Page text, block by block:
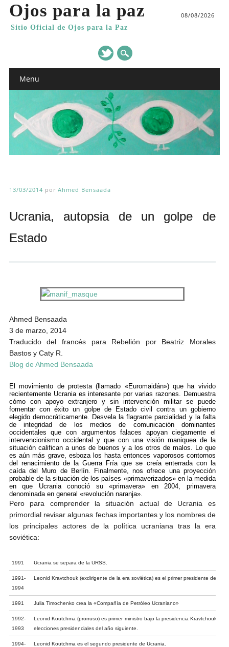
Ojos para la paz
Sitio Oficial de Ojos para la Paz
08/08/2026
Main menu
Menu
13/03/2014 por Ahmed Bensaada
Ucrania, autopsia de un golpe de
Estado
Ahmed Bensaada
3 de marzo, 2014
Traducido del francés para Rebelión por Beatriz Morales
Bastos y Caty R.
Blog de Ahmed Bensaada
El movimiento de protesta (llamado «Euromaidán») que ha vivido
recientemente Ucrania es interesante por varias razones. Demuestra
cómo con apoyo extranjero y sin intervención militar se puede
fomentar con éxito un golpe de Estado civil contra un gobierno
elegido democráticamente. Desvela la flagrante parcialidad y la falta
de integridad de los medios de comunicación dominantes
occidentales que con argumentos falaces apoyan ciegamente el
intervencionismo occidental y que con una visión maniquea de la
situación califican a unos de buenos y a los otros de malos. Lo que
es aún más grave, esboza los hasta entonces vaporosos contornos
del renacimiento de la Guerra Fría que se creía enterrada con la
caída del Muro de Berlín. Finalmente, nos ofrece una proyección
probable de la situación de los países «primaverizados» en la medida
en que Ucrania conoció su «primavera» en 2004, primavera
denominada en general «revolución naranja».
Pero para comprender la situación actual de Ucrania es
primordial revisar algunas fechas importantes y los nombres de
los principales actores de la política ucraniana tras la era
soviética:
1991 Ucrania se separa de la URSS.
1991-
1994
Leonid Kravtchouk (exdirigente de la era soviética) es el primer presidente de
1991 Julia Timochenko crea la «Compañía de Petróleo Ucraniano»
1992-
1993
Leonid Koutchma (prorruso) es primer ministro bajo la presidencia Kravtchouk.
elecciones presidenciales del año siguiente.
1994-
Leonid Koutchma es el segundo presidente de Ucrania.